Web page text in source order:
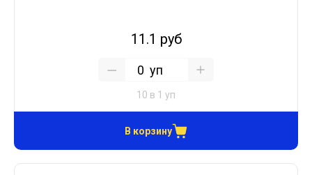
11.1 руб
уп
10 в 1 уп
В корзину